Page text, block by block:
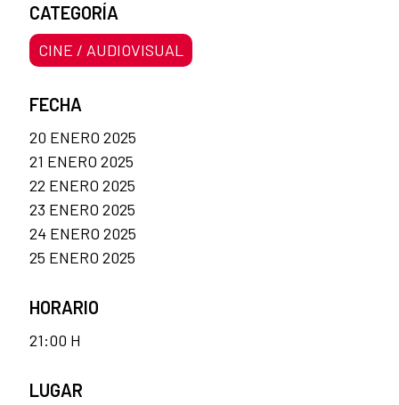
CATEGORÍA
CINE / AUDIOVISUAL
FECHA
20 ENERO 2025
21 ENERO 2025
22 ENERO 2025
23 ENERO 2025
24 ENERO 2025
25 ENERO 2025
HORARIO
21:00 H
LUGAR